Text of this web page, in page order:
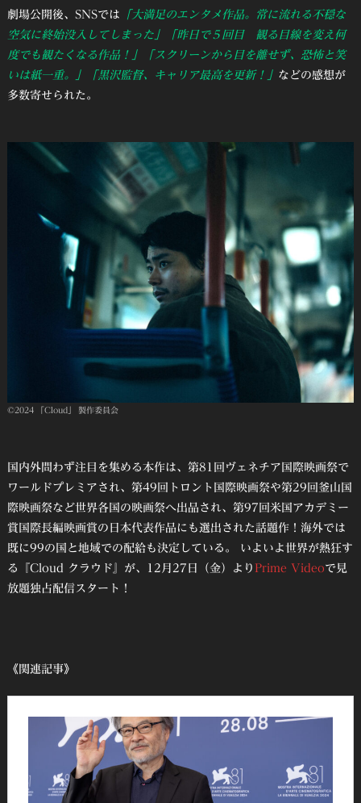
劇場公開後、SNSでは 「大満足のエンタメ作品。常に流れる不穏な
空気に終始没入してしまった」「昨日で５回目 観る目線を変え何
度でも観たくなる作品！」「スクリーンから目を離せず、恐怖と笑
いは紙一重。」「黒沢監督、キャリア最高を更新！」 などの感想が
多数寄せられた。
©2024 「Cloud」 製作委員会
国内外問わず注目を集める本作は、第81回ヴェネチア国際映画祭で
ワールドプレミアされ、第49回トロント国際映画祭や第29回釜山国
際映画祭など世界各国の映画祭へ出品され、第97回米国アカデミー
賞国際長編映画賞の日本代表作品にも選出された話題作！海外では
既に99の国と地域での配給も決定している。 いよいよ世界が熱狂す
る『Cloud クラウド』が、12月27日（金）より Prime Videoで見
放題独占配信スタート！
《関連記事》